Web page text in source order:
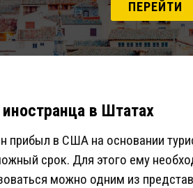
ПЕРЕЙТИ
в Штатах
прибыл в США на основании
срок. Для этого ему
можно одним из